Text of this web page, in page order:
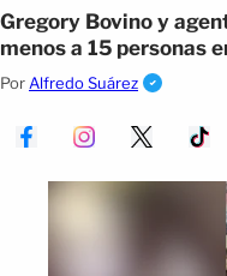
Gregory Bovino y
menos a 15 personas
Activistas denuncian
Por Alfredo Suárez